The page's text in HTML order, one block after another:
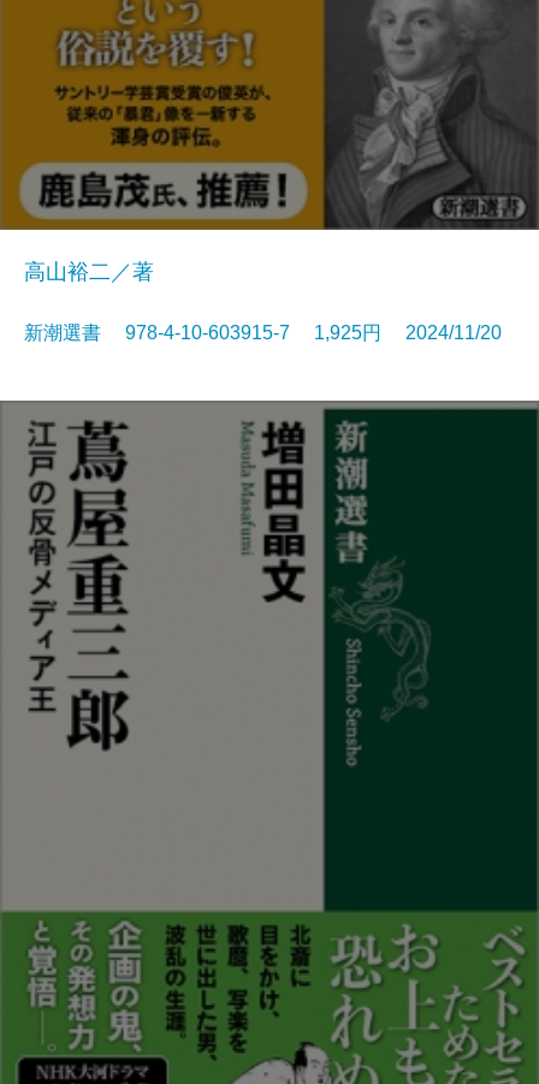
高山裕二／著
新潮選書 978-4-10-603915-7 1,925円 2024/11/20